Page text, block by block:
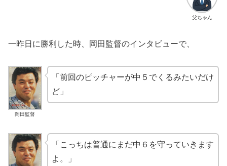
父ちゃん
一昨日に勝利した時、岡田監督のインタビューで、
岡田監督
「前回のピッチャーが中５でくるみたいだけ
ど」
「こっちは普通にまだ中６を守っていきます
よ。」